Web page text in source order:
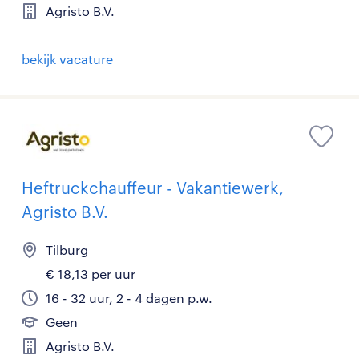
Agristo B.V.
bekijk vacature
Heftruckchauffeur - Vakantiewerk,
Agristo B.V.
Tilburg
€ 18,13 per uur
16 - 32 uur, 2 - 4 dagen p.w.
Geen
Agristo B.V.